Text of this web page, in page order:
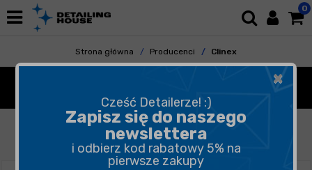
0
Strona główna Producenci Clinex
FILTROWANIE SORTUJ
×
Cześć Detailerze! :)
Zapisz się do naszego
newslettera
i odbierz kod rabatowy 5% na
pierwsze zakupy